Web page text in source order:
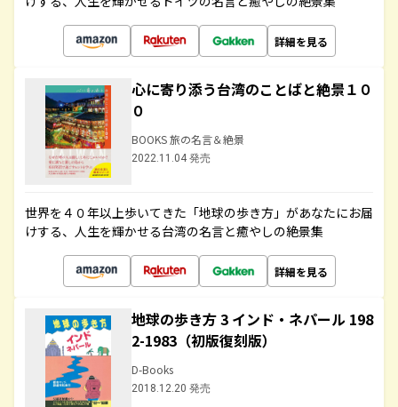
詳細を見る
心に寄り添う台湾のことばと絶景１０
０
BOOKS 旅の名言＆絶景
2022.11.04 発売
世界を４０年以上歩いてきた「地球の歩き方」があなたにお届
けする、人生を輝かせる台湾の名言と癒やしの絶景集
詳細を見る
地球の歩き方 3 インド・ネパール 198
2-1983（初版復刻版）
D-Books
2018.12.20 発売